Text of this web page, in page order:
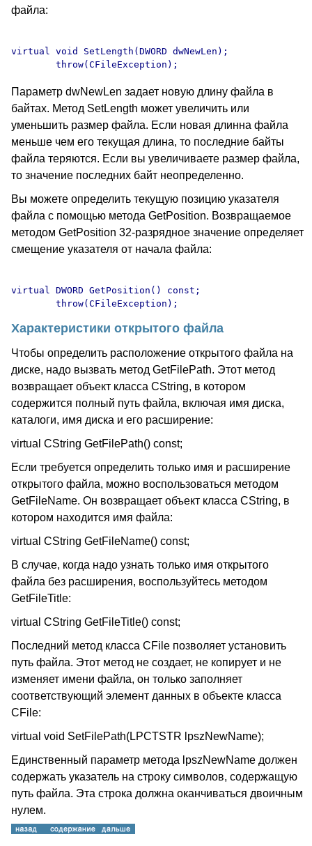
файла:
virtual void SetLength(DWORD dwNewLen);
Параметр dwNewLen задает новую длину файла в
байтах. Метод SetLength может увеличить или
уменьшить размер файла. Если новая длинна файла
меньше чем его текущая длина, то последние байты
файла теряются. Если вы увеличиваете размер файла,
то значение последних байт неопределенно.
Вы можете определить текущую позицию указателя
файла с помощью метода GetPosition. Возвращаемое
методом GetPosition 32-разрядное значение определяет
смещение указателя от начала файла:
virtual DWORD GetPosition() const;
Характеристики открытого файла
Чтобы определить расположение открытого файла на
диске, надо вызвать метод GetFilePath. Этот метод
возвращает объект класса CString, в котором
содержится полный путь файла, включая имя диска,
каталоги, имя диска и его расширение:
virtual CString GetFilePath() const;
Если требуется определить только имя и расширение
открытого файла, можно воспользоваться методом
GetFileName. Он возвращает объект класса CString, в
котором находится имя файла:
virtual CString GetFileName() const;
В случае, когда надо узнать только имя открытого
файла без расширения, воспользуйтесь методом
GetFileTitle:
virtual CString GetFileTitle() const;
Последний метод класса CFile позволяет установить
путь файла. Этот метод не создает, не копирует и не
изменяет имени файла, он только заполняет
соответствующий элемент данных в объекте класса
CFile:
virtual void SetFilePath(LPCTSTR lpszNewName);
Единственный параметр метода lpszNewName должен
содержать указатель на строку символов, содержащую
путь файла. Эта строка должна оканчиваться двоичным
нулем.